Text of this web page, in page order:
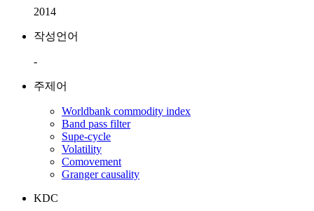
2014
작성언어
-
주제어
Worldbank commodity index
Band pass filter
Supe-cycle
Volatility
Comovement
Granger causality
KDC